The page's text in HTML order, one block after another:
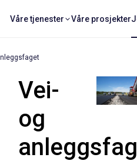
Våre tjenester Våre prosjekter
Vei-
og